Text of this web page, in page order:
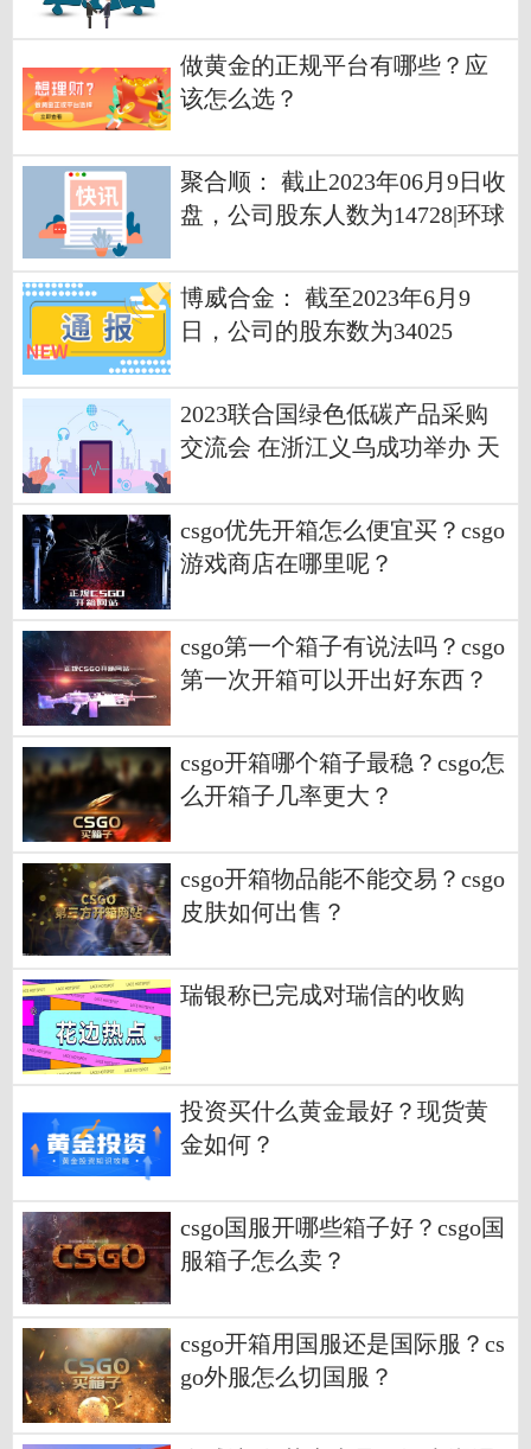
做黄金的正规平台有哪些？应
该怎么选？
聚合顺： 截止2023年06月9日收
盘，公司股东人数为14728|环球
博威合金： 截至2023年6月9
日，公司的股东数为34025
2023联合国绿色低碳产品采购
交流会 在浙江义乌成功举办 天
csgo优先开箱怎么便宜买？csgo
游戏商店在哪里呢？
csgo第一个箱子有说法吗？csgo
第一次开箱可以开出好东西？
csgo开箱哪个箱子最稳？csgo怎
么开箱子几率更大？
csgo开箱物品能不能交易？csgo
皮肤如何出售？
瑞银称已完成对瑞信的收购
投资买什么黄金最好？现货黄
金如何？
csgo国服开哪些箱子好？csgo国
服箱子怎么卖？
csgo开箱用国服还是国际服？cs
go外服怎么切国服？